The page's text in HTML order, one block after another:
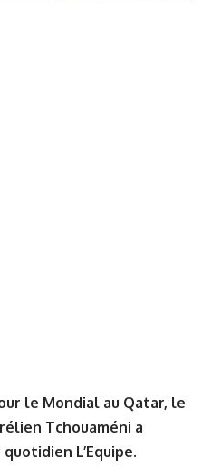
le Mondial au Qatar, le
Tchouaméni a
L’Equipe.